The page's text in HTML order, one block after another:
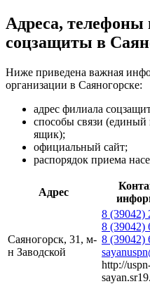
Адреса,
соцзащиты в
Ниже приведена важная
организации в Саяногорске:
адрес филиала
способы связи
ящик);
официальный сайт;
распорядок приема
Адрес
Саяногорск, 31, м-
н Заводской
8 (39042)
8 (39042)
8 (39042)
http://